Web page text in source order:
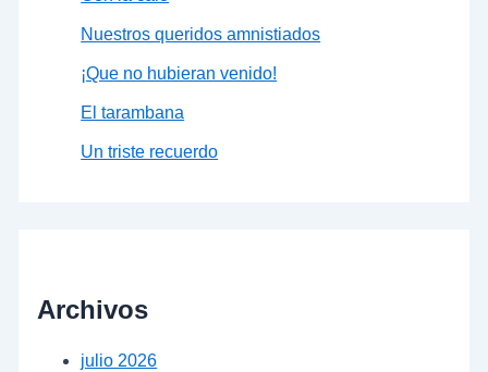
Nuestros queridos amnistiados
¡Que no hubieran venido!
El tarambana
Un triste recuerdo
Archivos
julio 2026